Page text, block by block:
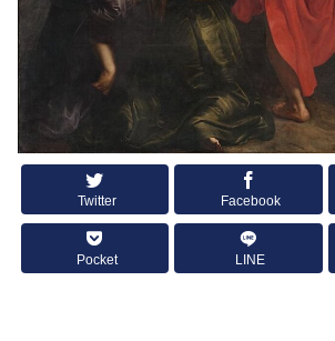
Twitter Facebook
Pocket LINE